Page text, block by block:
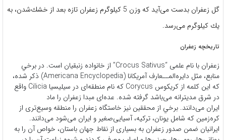
گل زعفران بدست می‌آيد كه وزن 5 کیلوگرم زعفران تازه بعد از خشك‌شدن، به
يك كيلوگرم می‌رسد.
تاریخچه زعفران
زعفران با نام علمی “Crocus Sativus” از خانواده زنبقيان است. در برخي
منابع، مثل دایره‌المــعارف آمريكانا (Americana Encyclopedia) ذكر شده،
كه اين كلمه از كريكوس Corycus كه نام منطقه‌ای در سيليسيا Cilicia واقع
در شرق مديترانه می‌باشد گرفته شده. عده‌ای مبدا زعفران را ماد
ايران می‌دانند. برخي از محققين نيز خاستگاه زعفران را منطقه وسيع‌تری از
كره‌زمين که شامل يونان، تركيه، آسيايی‌صغير و ايران می‌شود می‌دانند.
ايرانيان ضمن صدور زعفران به بسياری از نقاط جهان باستان، خواص آن را به